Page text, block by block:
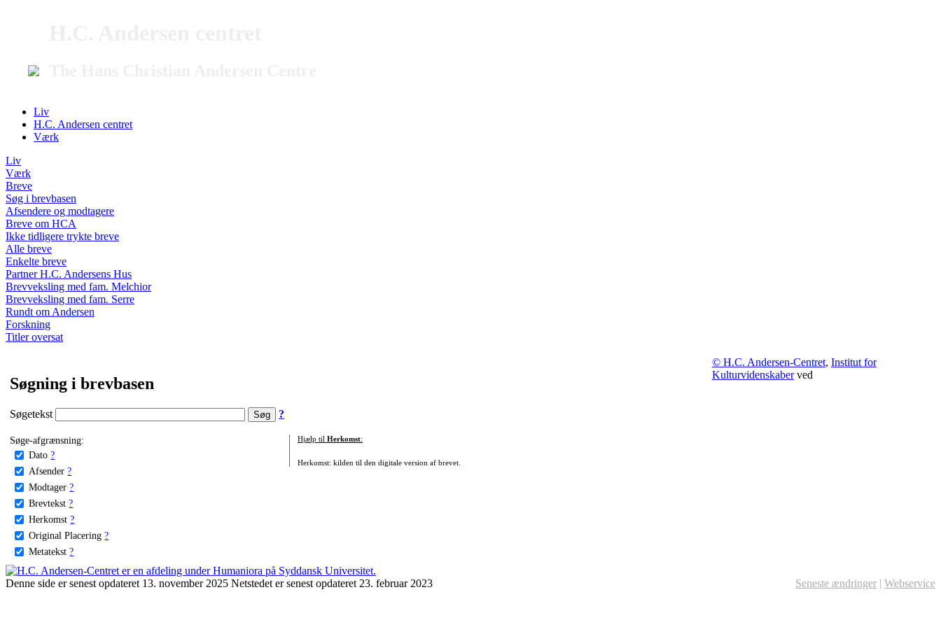
Liv
H.C. Andersen centret
Værk
Liv
Værk
Breve
Søg i brevbasen
Afsendere og modtagere
Breve om HCA
Ikke tidligere trykte breve
Alle breve
Enkelte breve
Partner H.C. Andersens Hus
Brevveksling med fam. Melchior
Brevveksling med fam. Serre
Rundt om Andersen
Forskning
Titler oversat
Søgning i brevbasen
Søgetekst ?
Søge-afgrænsning:
Dato ?
Afsender ?
Modtager ?
Brevtekst ?
Herkomst ?
Original Placering ?
Metatekst ?
Hjælp til Herkomst:
Herkomst: kilden til den digitale version af brevet.
© H.C. Andersen-Centret, Institut for
Kulturvidenskaberved
Denne side er senest opdateret 13. november 2025 Netstedet er senest opdateret 23. februar 2023 Seneste ændringer | Webservice